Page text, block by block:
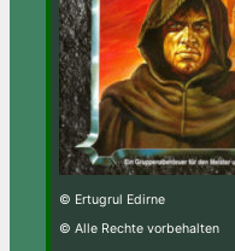
© Ertugrul Edirne
© Alle Rechte vorbehalten